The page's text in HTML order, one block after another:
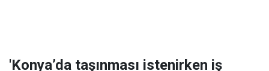
'Konya’da taşınması istenirken iş